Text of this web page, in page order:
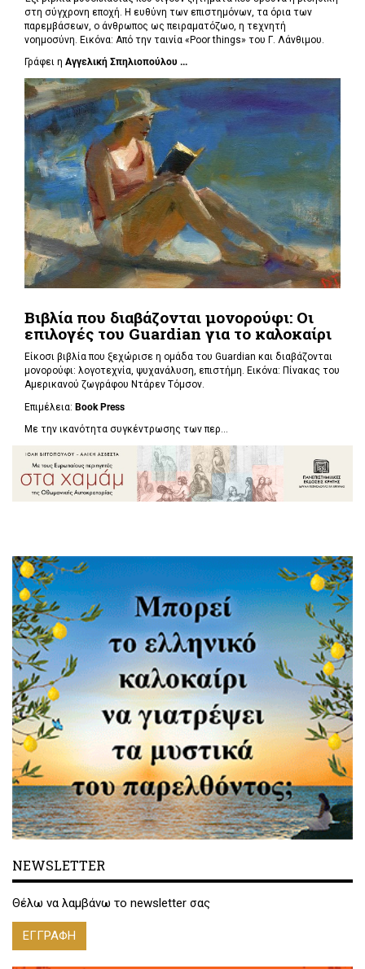
στη σύγχρονη εποχή. Η ευθύνη των επιστημόνων, τα όρια των
παρεμβάσεων, ο άνθρωπος ως πειραματόζωο, η τεχνητή
νοημοσύνη. Εικόνα: Από την ταινία «Poor things» του Γ. Λάνθιμου.
Γράφει η Αγγελική Σπηλιοπούλου ...
Βιβλία που διαβάζονται μονορούφι: Οι
επιλογές του Guardian για το καλοκαίρι
Είκοσι βιβλία που ξεχώρισε η ομάδα του Guardian και διαβάζονται
μονορούφι: λογοτεχνία, ψυχανάλυση, επιστήμη. Εικόνα: Πίνακας του
Αμερικανού ζωγράφου Ντάρεν Τόμσον.
Επιμέλεια: Book Press
Με την ικανότητα συγκέντρωσης των περ...
NEWSLETTER
Θέλω να λαμβάνω το newsletter σας
ΕΓΓΡΑΦΗ